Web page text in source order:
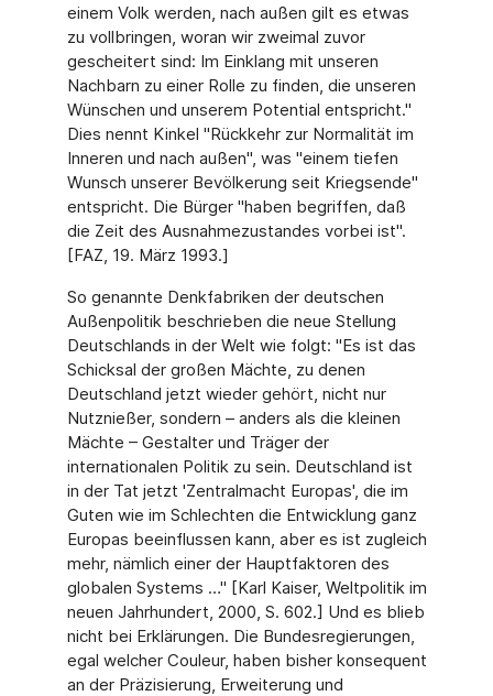
einem Volk werden, nach außen gilt es etwas
zu vollbringen, woran wir zweimal zuvor
gescheitert sind: Im Einklang mit unseren
Nachbarn zu einer Rolle zu finden, die unseren
Wünschen und unserem Potential entspricht."
Dies nennt Kinkel "Rückkehr zur Normalität im
Inneren und nach außen", was "einem tiefen
Wunsch unserer Bevölkerung seit Kriegsende"
entspricht. Die Bürger "haben begriffen, daß
die Zeit des Ausnahmezustandes vorbei ist".
[FAZ, 19. März 1993.]
So genannte Denkfabriken der deutschen
Außenpolitik beschrieben die neue Stellung
Deutschlands in der Welt wie folgt: "Es ist das
Schicksal der großen Mächte, zu denen
Deutschland jetzt wieder gehört, nicht nur
Nutznießer, sondern – anders als die kleinen
Mächte – Gestalter und Träger der
internationalen Politik zu sein. Deutschland ist
in der Tat jetzt 'Zentralmacht Europas', die im
Guten wie im Schlechten die Entwicklung ganz
Europas beeinflussen kann, aber es ist zugleich
mehr, nämlich einer der Hauptfaktoren des
globalen Systems …" [Karl Kaiser, Weltpolitik im
neuen Jahrhundert, 2000, S. 602.] Und es blieb
nicht bei Erklärungen. Die Bundesregierungen,
egal welcher Couleur, haben bisher konsequent
an der Präzisierung, Erweiterung und